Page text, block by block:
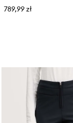
789,99 zł